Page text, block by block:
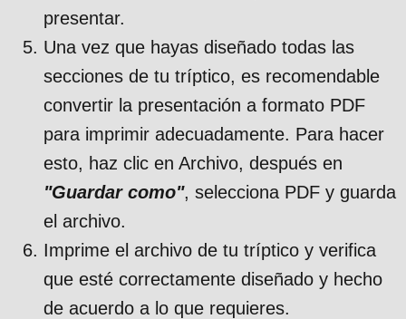
presentar.
Una vez que hayas diseñado todas las
secciones de tu tríptico, es recomendable
convertir la presentación a formato PDF
para imprimir adecuadamente. Para hacer
esto, haz clic en Archivo, después en
"Guardar como", selecciona PDF y guarda
el archivo.
Imprime el archivo de tu tríptico y verifica
que esté correctamente diseñado y hecho
de acuerdo a lo que requieres.